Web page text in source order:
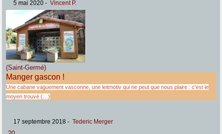
5 mai 2020- Vincent P.
(Saint-Germé)
Manger gascon !
Une cabane vaguement vasconne, une leitmotiv qui ne peut que nous plaire : c'est le
moyen trouvé (…)
17 septembre 2018 - Tederic Merger